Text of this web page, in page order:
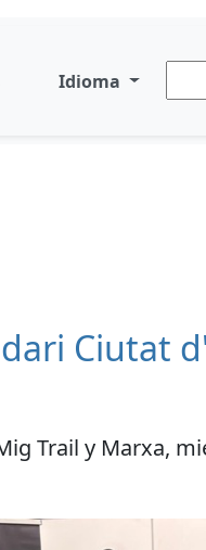
Idioma
Ciutat
Trail y Marxa,